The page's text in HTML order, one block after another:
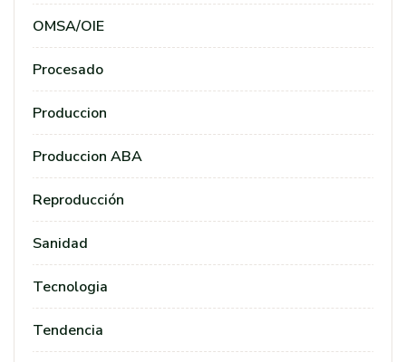
OMSA/OIE
Procesado
Produccion
Produccion ABA
Reproducción
Sanidad
Tecnologia
Tendencia